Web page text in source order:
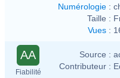
Numérologie :
Taille :
Vues :
AA
Fiabilité
Source :
Contributeur :